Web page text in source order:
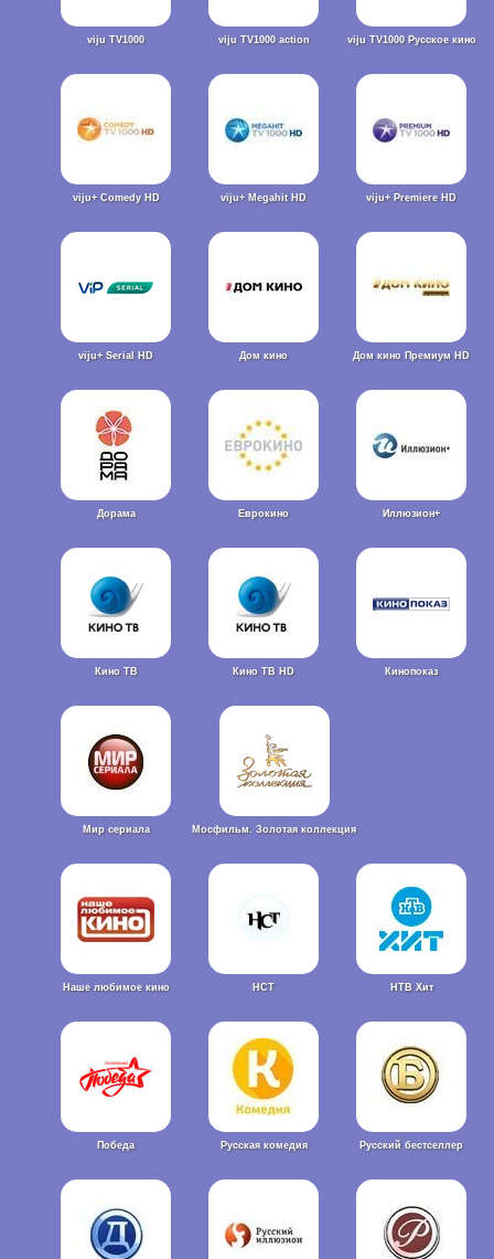
viju TV1000 viju TV1000 action viju TV1000 Русское кино
viju+ Comedy HD viju+ Megahit HD viju+ Premiere HD
viju+ Serial HD Дом кино Дом кино Премиум HD
Дорама Еврокино Иллюзион+
Кино ТВ Кино ТВ HD Кинопоказ
Мир сериала Мосфильм. Золотая коллекция
Наше любимое кино НСТ НТВ Хит
Победа Русская комедия Русский бестселлер